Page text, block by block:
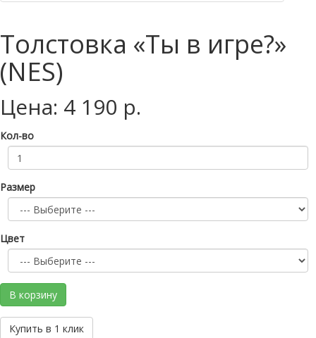
Толстовка «Ты в игре?»
(NES)
Цена: 4 190 р.
Кол-во
Размер
Цвет
В корзину
Купить в 1 клик